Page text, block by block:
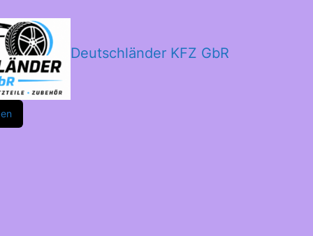
Deutschländer KFZ GbR